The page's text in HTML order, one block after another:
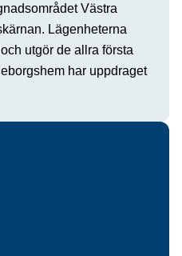
Västra
Lägenheterna
utgör de allra första
har uppdraget